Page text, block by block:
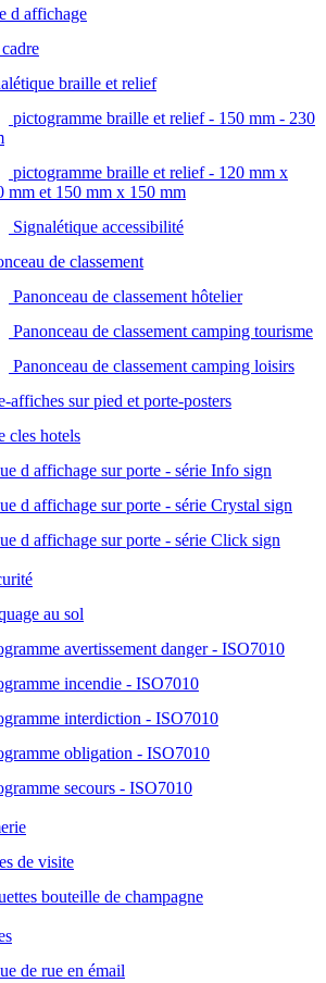
d affichage
braille et relief
pictogramme braille et relief - 150 mm - 230
pictogramme braille et relief - 120 mm x
mm et 150 mm x 150 mm
Signalétique accessibilité
de classement
Panonceau de classement hôtelier
Panonceau de classement camping tourisme
Panonceau de classement camping loisirs
affiches sur pied et porte-posters
cles hotels
d affichage sur porte - série Info sign
d affichage sur porte - série Crystal sign
d affichage sur porte - série Click sign
au sol
avertissement danger - ISO7010
incendie - ISO7010
interdiction - ISO7010
obligation - ISO7010
secours - ISO7010
de visite
bouteille de champagne
de rue en émail